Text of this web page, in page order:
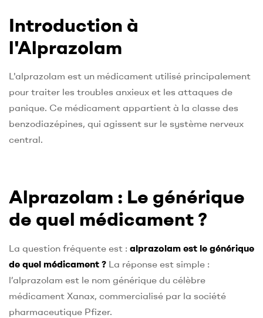
Introduction à
l'Alprazolam
L'alprazolam est un médicament utilisé principalement
pour traiter les troubles anxieux et les attaques de
panique. Ce médicament appartient à la classe des
benzodiazépines, qui agissent sur le système nerveux
central.
Alprazolam : Le générique
de quel médicament ?
La question fréquente est : alprazolam est le générique
de quel médicament ? La réponse est simple :
l’alprazolam est le nom générique du célèbre
médicament Xanax, commercialisé par la société
pharmaceutique Pfizer.